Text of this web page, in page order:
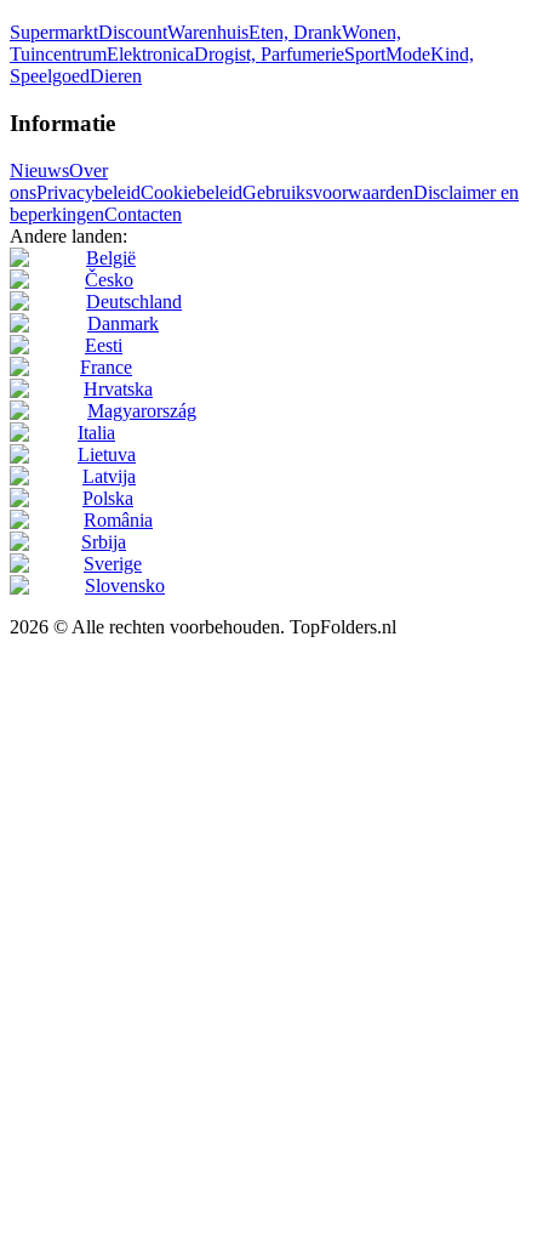
SupermarktDiscountWarenhuisEten, DrankWonen,
TuincentrumElektronicaDrogist, ParfumerieSportModeKind,
SpeelgoedDieren
Informatie
NieuwsOver
onsPrivacybeleidCookiebeleidGebruiksvoorwaardenDisclaimer en
beperkingenContacten
Andere landen:
België
Česko
Deutschland
Danmark
Eesti
France
Hrvatska
Magyarország
Italia
Lietuva
Latvija
Polska
România
Srbija
Sverige
Slovensko
2026 © Alle rechten voorbehouden. TopFolders.nl